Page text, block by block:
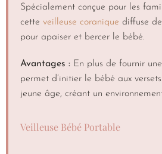
Spécialement conçue pour les
cette veilleuse coranique diffuse
pour apaiser et bercer le bébé.
Avantages : En plus de fournir
permet d’initier le bébé aux
jeune âge, créant un
Veilleuse Bébé Portable